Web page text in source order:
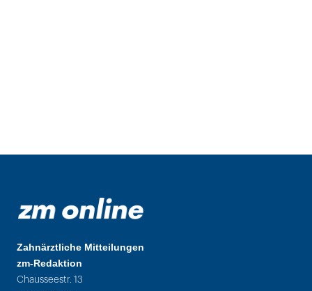
Zahnärztliche Mitteilungen
zm-Redaktion
Chausseestr. 13